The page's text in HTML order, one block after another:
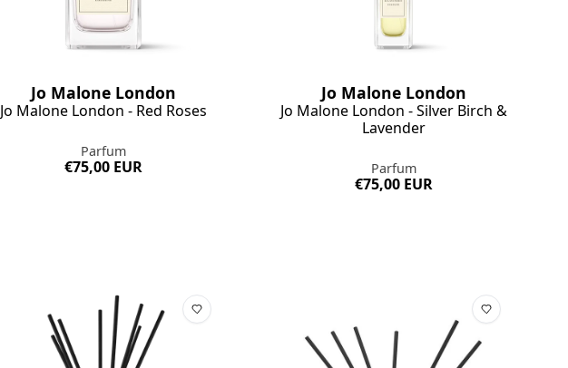
Jo Malone London
Jo Malone London - Red Roses
Parfum
€75,00 EUR
Jo Malone London
Jo Malone London - Silver Birch &
Lavender
Parfum
€75,00 EUR